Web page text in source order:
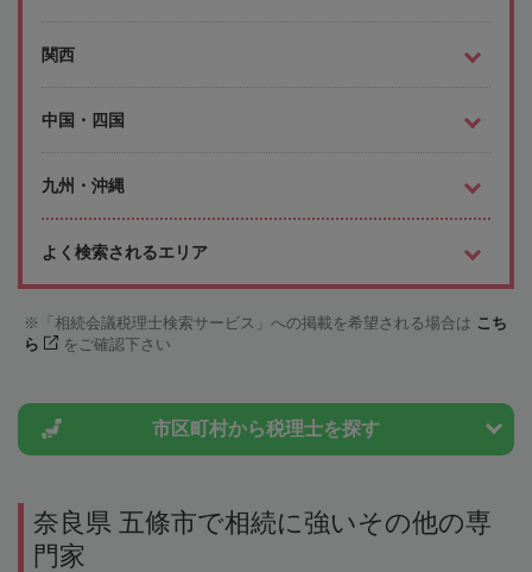
関西
中国・四国
九州・沖縄
よく検索されるエリア
「相続会議税理士検索サービス」への掲載を希望される場合は こち
ら
をご確認下さい
市区町村から税理士を探す
奈良県 五條市で相続に強いその他の専
門家